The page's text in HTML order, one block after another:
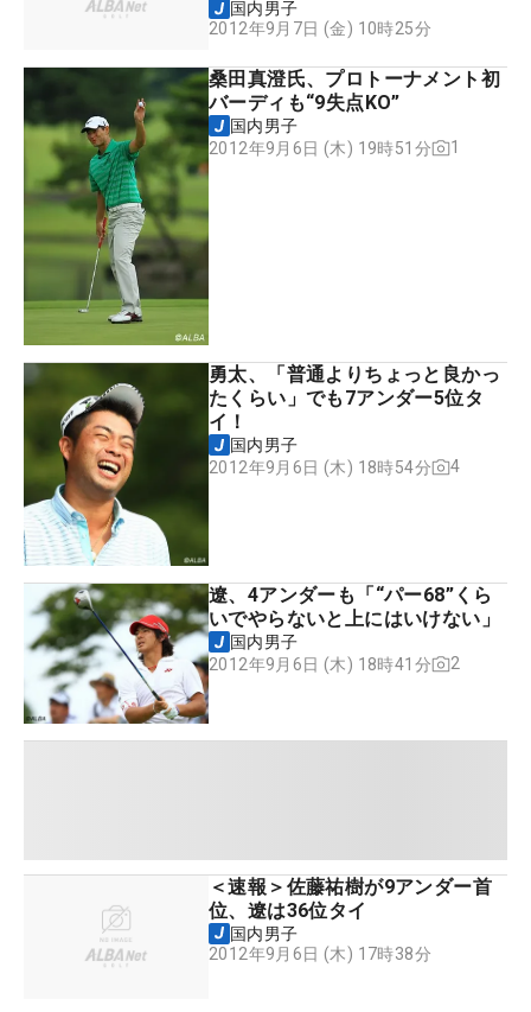
国内男子
2012年9月7日 (金) 10時25分
桑田真澄氏、プロトーナメント初
バーディも“9失点KO”
国内男子
2012年9月6日 (木) 19時51分
1
勇太、「普通よりちょっと良かっ
たくらい」でも7アンダー5位タ
イ！
国内男子
2012年9月6日 (木) 18時54分
4
遼、4アンダーも「“パー68”くら
いでやらないと上にはいけない」
国内男子
2012年9月6日 (木) 18時41分
2
＜速報＞佐藤祐樹が9アンダー首
位、遼は36位タイ
国内男子
2012年9月6日 (木) 17時38分